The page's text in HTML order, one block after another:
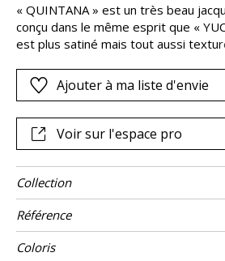
« QUINTANA » est un très beau
conçu dans le même esprit que «
est plus satiné mais tout aussi
naturelles à des couleurs plus
: safran, camel, givre, ou terracotta.
Ajouter à ma liste d'envie
Voir sur l'espace pro
Collection
Référence
Coloris